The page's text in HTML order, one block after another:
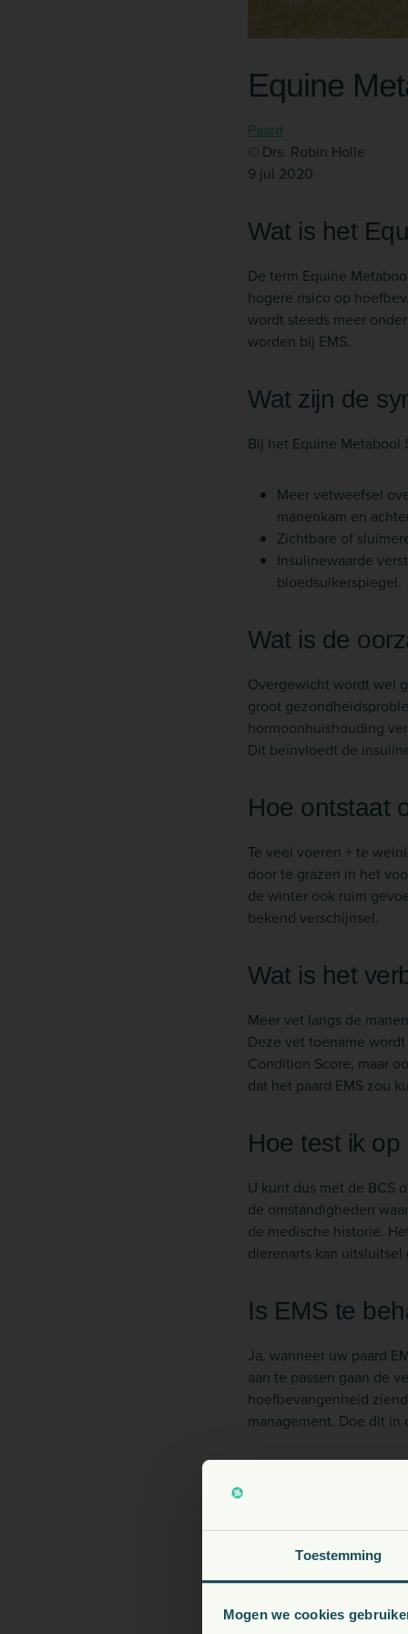
Toestemming
Mogen we cookies
Equine
Paard
© Drs. Robin Holle
9 jul 2020
Wat is het
De term Equine
hogere risico op
wordt steeds meer
worden bij EMS.
Wat zijn de
Bij het Equine Metabool
Meer vetweefsel
manenkam en
Zichtbare of
Insulinewaarde
bloedsuikerspiegel.
Wat is de
Overgewicht wordt wel
groot
hormoonhuishouding
Dit beïnvloedt de
Hoe ontstaat
Te veel voeren + te
door te grazen in het
de winter ook ruim
bekend verschijnsel.
Wat is het
Meer vet langs de
Deze vet toename
Condition Score, maar
dat het paard EMS zou
Hoe test ik
U kunt dus met de BCS
de omstandigheden
de medische historie.
dierenarts kan
Is EMS te
Ja, wanneer uw paard
aan te passen gaan de
hoefbevangenheid
management. Doe dit in
het paard. Ook PPID
de mindere